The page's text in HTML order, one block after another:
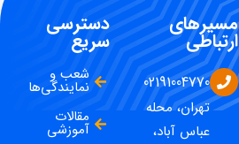
مسیرهای
ارتباطی
02191004770
تهران، محله
عباس آباد،
دسترسی
سریع
شعب و
نمایندگی‌ها
مقالات
آموزشی